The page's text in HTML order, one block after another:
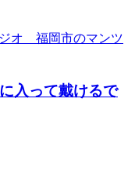
入って戴けるで